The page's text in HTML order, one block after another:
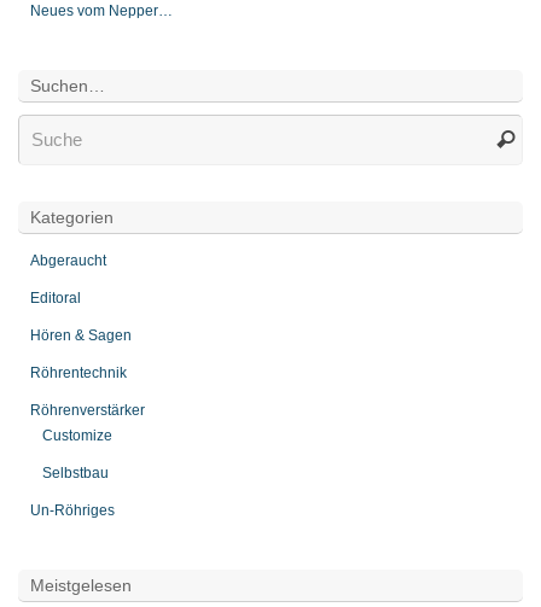
Neues vom Nepper…
Suchen…
Kategorien
Abgeraucht
Editoral
Hören & Sagen
Röhrentechnik
Röhrenverstärker
Customize
Selbstbau
Un-Röhriges
Meistgelesen